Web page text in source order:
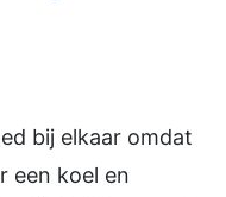
bij elkaar omdat
een koel en